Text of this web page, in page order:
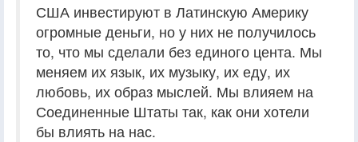
США инвестируют в Латинскую Америку
огромные деньги, но у них не получилось
то, что мы сделали без единого цента. Мы
меняем их язык, их музыку, их еду, их
любовь, их образ мыслей. Мы влияем на
Соединенные Штаты так, как они хотели
бы влиять на нас.